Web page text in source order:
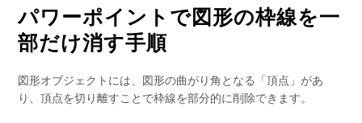
パワーポイントで図形の枠線を一
部だけ消す手順
図形オブジェクトには、図形の曲がり角となる「頂点」があ
り、頂点を切り離すことで枠線を部分的に削除できます。